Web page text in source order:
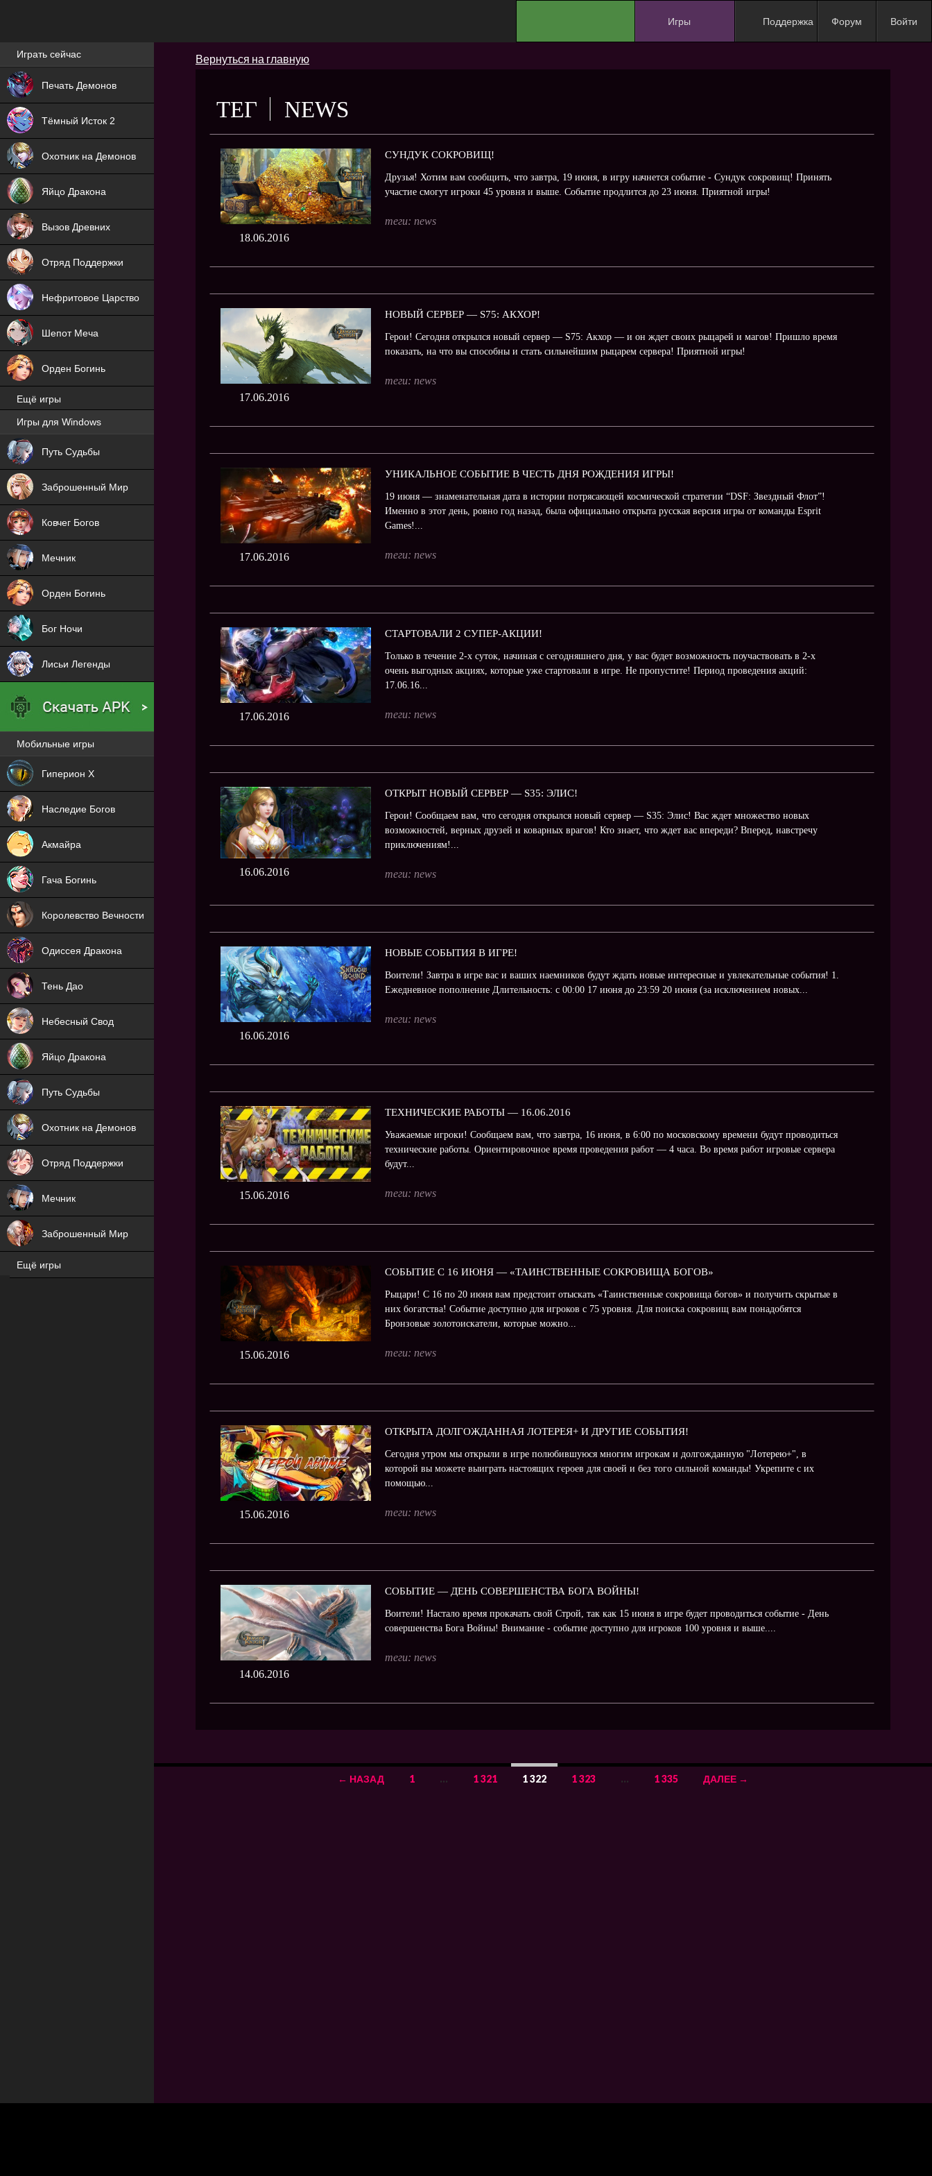
Игры
NEW
NEW
NEW
Поддержка Форум Войти
Вернуться на главную
ТЕГ NEWS
18.06.2016
СУНДУК СОКРОВИЩ!
Друзья! Хотим вам сообщить, что завтра, 19 июня, в игру начнется событие - Сундук сокровищ! Принять
участие смогут игроки 45 уровня и выше. Событие продлится до 23 июня. Приятной игры!
теги: news
17.06.2016
НОВЫЙ СЕРВЕР — S75: АКХОР!
Герои! Сегодня открылся новый сервер — S75: Акхор — и он ждет своих рыцарей и магов! Пришло время
показать, на что вы способны и стать сильнейшим рыцарем сервера! Приятной игры!
теги: news
17.06.2016
УНИКАЛЬНОЕ СОБЫТИЕ В ЧЕСТЬ ДНЯ РОЖДЕНИЯ ИГРЫ!
19 июня — знаменательная дата в истории потрясающей космической стратегии “DSF: Звездный Флот”!
Именно в этот день, ровно год назад, была официально открыта русская версия игры от команды Esprit
Games!...
теги: news
17.06.2016
СТАРТОВАЛИ 2 СУПЕР-АКЦИИ!
Только в течение 2-х суток, начиная с сегодняшнего дня, у вас будет возможность поучаствовать в 2-х
очень выгодных акциях, которые уже стартовали в игре. Не пропустите! Период проведения акций:
17.06.16...
теги: news
16.06.2016
ОТКРЫТ НОВЫЙ СЕРВЕР — S35: ЭЛИС!
Герои! Сообщаем вам, что сегодня открылся новый сервер — S35: Элис! Вас ждет множество новых
возможностей, верных друзей и коварных врагов! Кто знает, что ждет вас впереди? Вперед, навстречу
приключениям!...
теги: news
16.06.2016
НОВЫЕ СОБЫТИЯ В ИГРЕ!
Воители! Завтра в игре вас и ваших наемников будут ждать новые интересные и увлекательные события! 1.
Ежедневное пополнение Длительность: с 00:00 17 июня до 23:59 20 июня (за исключением новых...
теги: news
15.06.2016
ТЕХНИЧЕСКИЕ РАБОТЫ — 16.06.2016
Уважаемые игроки! Сообщаем вам, что завтра, 16 июня, в 6:00 по московскому времени будут проводиться
технические работы. Ориентировочное время проведения работ — 4 часа. Во время работ игровые сервера
будут...
теги: news
15.06.2016
СОБЫТИЕ С 16 ИЮНЯ — «ТАИНСТВЕННЫЕ СОКРОВИЩА БОГОВ»
Рыцари! С 16 по 20 июня вам предстоит отыскать «Таинственные сокровища богов» и получить скрытые в
них богатства! Событие доступно для игроков с 75 уровня. Для поиска сокровищ вам понадобятся
Бронзовые золотоискатели, которые можно...
теги: news
15.06.2016
ОТКРЫТА ДОЛГОЖДАННАЯ ЛОТЕРЕЯ+ И ДРУГИЕ СОБЫТИЯ!
Сегодня утром мы открыли в игре полюбившуюся многим игрокам и долгожданную "Лотерею+", в
которой вы можете выиграть настоящих героев для своей и без того сильной команды! Укрепите с их
помощью...
теги: news
14.06.2016
СОБЫТИЕ — ДЕНЬ СОВЕРШЕНСТВА БОГА ВОЙНЫ!
Воители! Настало время прокачать свой Строй, так как 15 июня в игре будет проводиться событие - День
совершенства Бога Войны! Внимание - событие доступно для игроков 100 уровня и выше....
теги: news
← НАЗАД 1 … 1 321 1 322 1 323 … 1 335 ДАЛЕЕ →
Лучшие игры онлайн
Играть сейчас
Печать Демонов
NEW
Тёмный Исток 2
NEW
Охотник на Демонов
ХИТ
Яйцо Дракона
NEW
Вызов Древних
ХИТ
Отряд Поддержки
ХИТ
Нефритовое Царство
Шепот Меча
Орден Богинь
Ещё игры
Игры для Windows
Путь Судьбы
Заброшенный Мир
NEW
Ковчег Богов
Мечник
Орден Богинь
Бог Ночи
Лисьи Легенды
Мобильные игры
Гиперион Х
Наследие Богов
NEW
Акмайра
NEW
Гача Богинь
NEW
Королевство Вечности
NEW
Одиссея Дракона
NEW
Тень Дао
NEW
Небесный Свод
NEW
Яйцо Дракона
NEW
Путь Судьбы
NEW
Охотник на Демонов
ХИТ
Отряд Поддержки
ХИТ
Мечник
Заброшенный Мир
NEW
Ещё игры
ХИТ